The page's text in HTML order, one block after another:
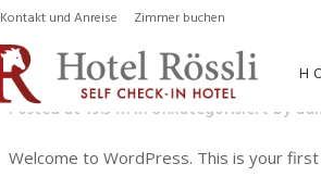
Kontakt und Anreise Zimmer buchen
06 Dez.
Posted at 19:54h in Unkategorisiert by
Welcome to WordPress. This is your